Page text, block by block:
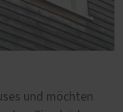
und möchten